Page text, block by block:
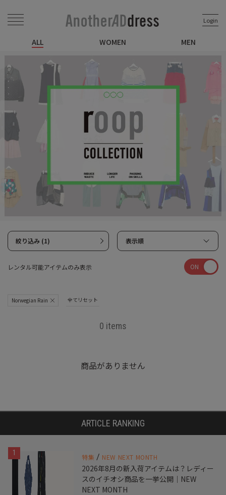
Login
ALL WOMEN MEN
絞り込み (1) 表示順
レンタル可能アイテムのみ表示 ON
Norwegian Rain 全てリセット
0 items
商品がありません
ARTICLE RANKING
1 特集 / NEW NEXT MONTH
2026年8月の新入荷アイテムは？レディー
スのイチオシ商品を一挙公開｜NEW
NEXT MONTH